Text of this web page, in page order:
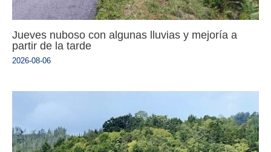
Jueves nuboso con algunas lluvias y mejoría a
partir de la tarde
2026-08-06